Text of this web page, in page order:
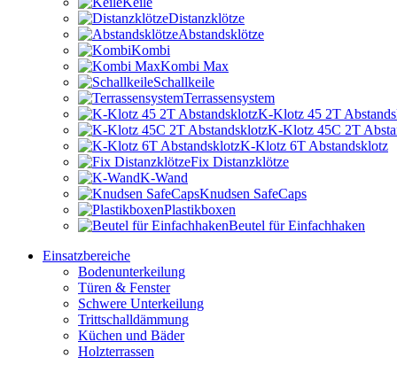
Distanzklötze
Abstandsklötze
Kombi
Kombi Max
Schallkeile
Terrassensystem
K-Klotz 45 2T
K-Klotz 45C 2T
K-Klotz 6T Abstandsklotz
Fix Distanzklötze
K-Wand
Knudsen SafeCaps
Plastikboxen
Beutel für Einfachhaken
Einsatzbereiche
Bodenunterkeilung
Türen & Fenster
Schwere Unterkeilung
Trittschalldämmung
Küchen und Bäder
Holzterrassen